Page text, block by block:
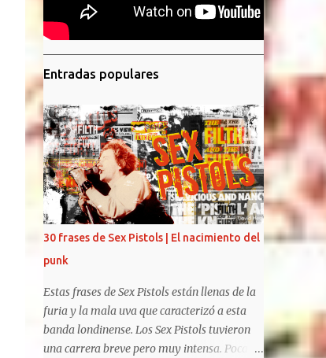
Entradas populares
30 frases de Sex Pistols | El nacimiento del
punk
Estas frases de Sex Pistols están llenas de la
furia y la mala uva que caracterizó a esta
banda londinense. Los Sex Pistols tuvieron
una carrera breve pero muy intensa. Pocas